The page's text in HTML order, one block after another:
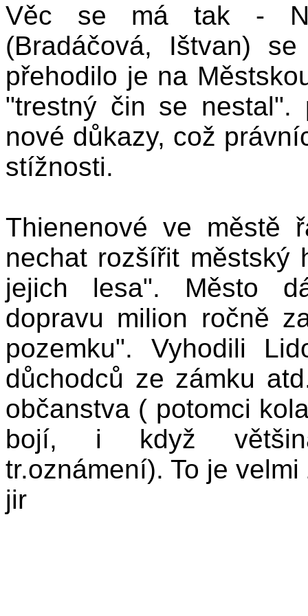
Věc se má tak -
(Bradáčová, Ištvan)
přehodilo je na
"trestný čin se nestal".
nové důkazy, což
stížnosti.
Thienenové ve městě
nechat rozšířit městský
jejich lesa". Město
dopravu milion ročně
pozemku". Vyhodili
důchodců ze zámku
občanstva ( potomci
bojí, i když
tr.oznámení). To je
jir